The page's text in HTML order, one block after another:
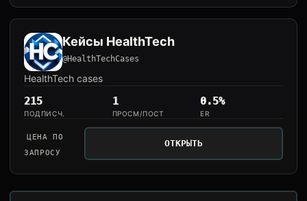
Кейсы HealthTech
@HealthTechCases
HealthTech cases
215
ПОДПИСЧ.
1
ПРОСМ/ПОСТ
0.5%
ER
ЦЕНА ПО
ЗАПРОСУ
ОТКРЫТЬ